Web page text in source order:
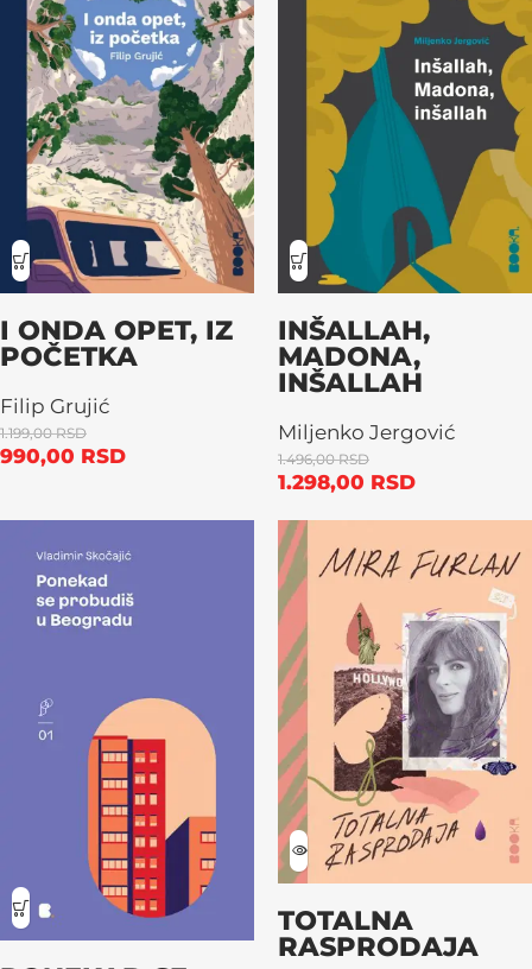
I ONDA OPET, IZ
POČETKA
Filip Grujić
1.199,00RSD
990,00 RSD
INŠALLAH,
MADONA,
INŠALLAH
Miljenko Jergović
1.496,00RSD
1.298,00 RSD
TOTALNA
RASPRODAJA